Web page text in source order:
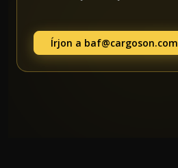
Írjon a baf@cargoson.com